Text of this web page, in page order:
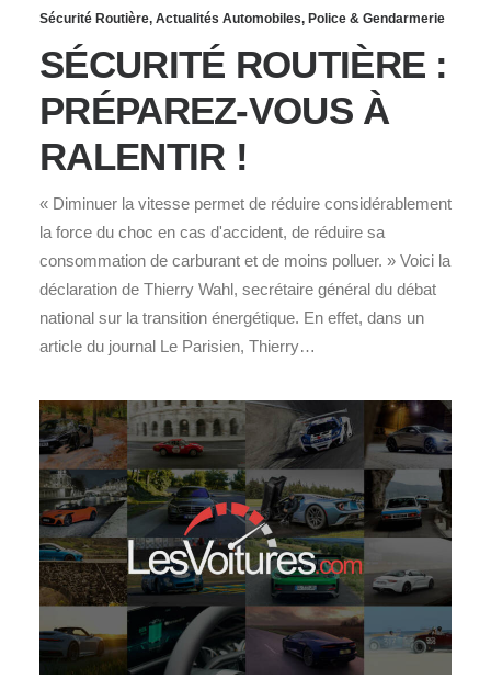
Sécurité Routière, Actualités Automobiles, Police & Gendarmerie
SÉCURITÉ ROUTIÈRE :
PRÉPAREZ-VOUS À
RALENTIR !
« Diminuer la vitesse permet de réduire considérablement
la force du choc en cas d'accident, de réduire sa
consommation de carburant et de moins polluer. » Voici la
déclaration de Thierry Wahl, secrétaire général du débat
national sur la transition énergétique. En effet, dans un
article du journal Le Parisien, Thierry…